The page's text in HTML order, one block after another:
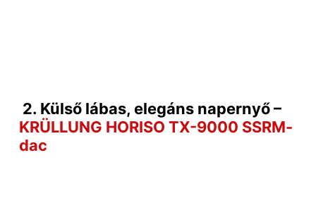
2. Külső lábas, elegáns napernyő –
KRÜLLUNG HORISO TX-9000 SSRM-
dac